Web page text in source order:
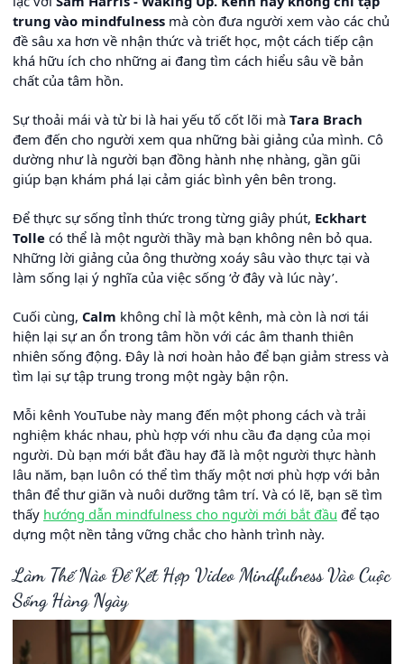
trung vào mindfulness mà còn đưa người xem vào các chủ
đề sâu xa hơn về nhận thức và triết học, một cách tiếp cận
khá hữu ích cho những ai đang tìm cách hiểu sâu về bản
chất của tâm hồn.
Sự thoải mái và từ bi là hai yếu tố cốt lõi mà Tara Brach
đem đến cho người xem qua những bài giảng của mình. Cô
dường như là người bạn đồng hành nhẹ nhàng, gần gũi
giúp bạn khám phá lại cảm giác bình yên bên trong.
Để thực sự sống tỉnh thức trong từng giây phút, Eckhart
Tolle có thể là một người thầy mà bạn không nên bỏ qua.
Những lời giảng của ông thường xoáy sâu vào thực tại và
làm sống lại ý nghĩa của việc sống ‘ở đây và lúc này’.
Cuối cùng, Calm không chỉ là một kênh, mà còn là nơi tái
hiện lại sự an ổn trong tâm hồn với các âm thanh thiên
nhiên sống động. Đây là nơi hoàn hảo để bạn giảm stress và
tìm lại sự tập trung trong một ngày bận rộn.
Mỗi kênh YouTube này mang đến một phong cách và trải
nghiệm khác nhau, phù hợp với nhu cầu đa dạng của mọi
người. Dù bạn mới bắt đầu hay đã là một người thực hành
lâu năm, bạn luôn có thể tìm thấy một nơi phù hợp với bản
thân để thư giãn và nuôi dưỡng tâm trí. Và có lẽ, bạn sẽ tìm
thấy hướng dẫn mindfulness cho người mới bắt đầu để tạo
dựng một nền tảng vững chắc cho hành trình này.
Làm Thế Nào Để Kết Hợp Video Mindfulness Vào Cuộc
Sống Hàng Ngày